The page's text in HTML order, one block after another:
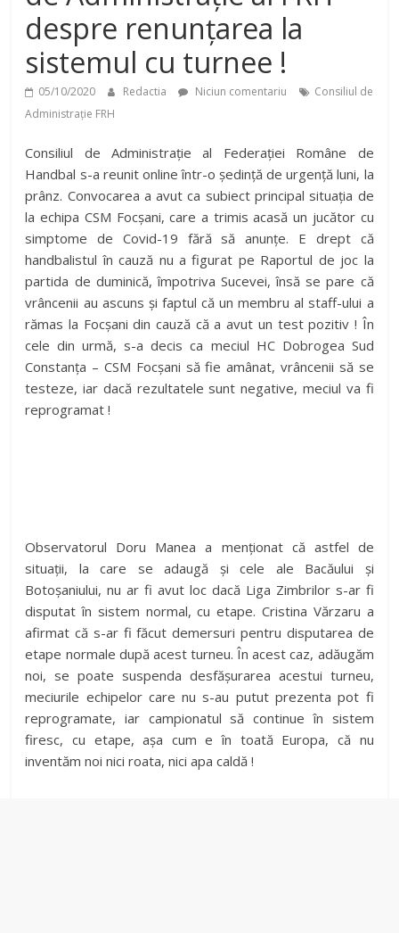
despre renunțarea la
sistemul cu turnee !
05/10/2020 Redactia Niciun comentariu
Consiliul de
Administrație FRH
Consiliul de Administrație al Federației Române de
Handbal s-a reunit online într-o ședință de urgență luni, la
prânz. Convocarea a avut ca subiect principal situația de
la echipa CSM Focșani, care a trimis acasă un jucător cu
simptome de Covid-19 fără să anunțe. E drept că
handbalistul în cauză nu a figurat pe Raportul de joc la
partida de duminică, împotriva Sucevei, însă se pare că
vrâncenii au ascuns și faptul că un membru al staff-ului a
rămas la Focșani din cauză că a avut un test pozitiv ! În
cele din urmă, s-a decis ca meciul HC Dobrogea Sud
Constanța – CSM Focșani să fie amânat, vrâncenii să se
testeze, iar dacă rezultatele sunt negative, meciul va fi
reprogramat !
Observatorul Doru Manea a menționat că astfel de
situații, la care se adaugă și cele ale Bacăului și
Botoșaniului, nu ar fi avut loc dacă Liga Zimbrilor s-ar fi
disputat în sistem normal, cu etape. Cristina Vărzaru a
afirmat că s-ar fi făcut demersuri pentru disputarea de
etape normale după acest turneu. În acest caz, adăugăm
noi, se poate suspenda desfășurarea acestui turneu,
meciurile echipelor care nu s-au putut prezenta pot fi
reprogramate, iar campionatul să continue în sistem
firesc, cu etape, așa cum e în toată Europa, că nu
inventăm noi nici roata, nici apa caldă !